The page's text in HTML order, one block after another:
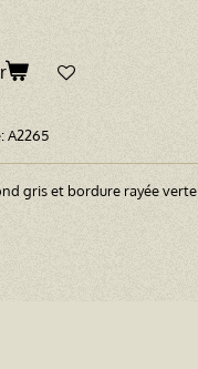
A2265
gris et bordure rayée verte